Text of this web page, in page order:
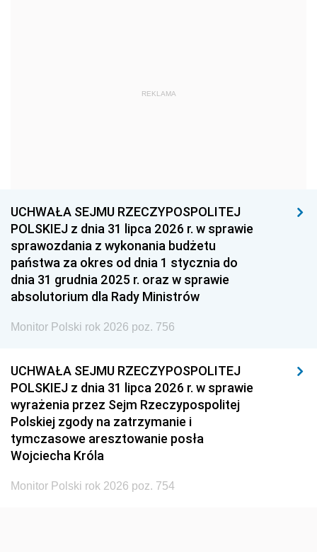
1959
1939 1938 1937
1936 1930
REKLAMA
UCHWAŁA SEJMU RZECZYPOSPOLITEJ
POLSKIEJ z dnia 31 lipca 2026 r. w sprawie
sprawozdania z wykonania budżetu
państwa za okres od dnia 1 stycznia do
dnia 31 grudnia 2025 r. oraz w sprawie
absolutorium dla Rady Ministrów
Monitor Polski rok 2026 poz. 756
UCHWAŁA SEJMU RZECZYPOSPOLITEJ
POLSKIEJ z dnia 31 lipca 2026 r. w sprawie
wyrażenia przez Sejm Rzeczypospolitej
Polskiej zgody na zatrzymanie i
tymczasowe aresztowanie posła
Wojciecha Króla
Monitor Polski rok 2026 poz. 754